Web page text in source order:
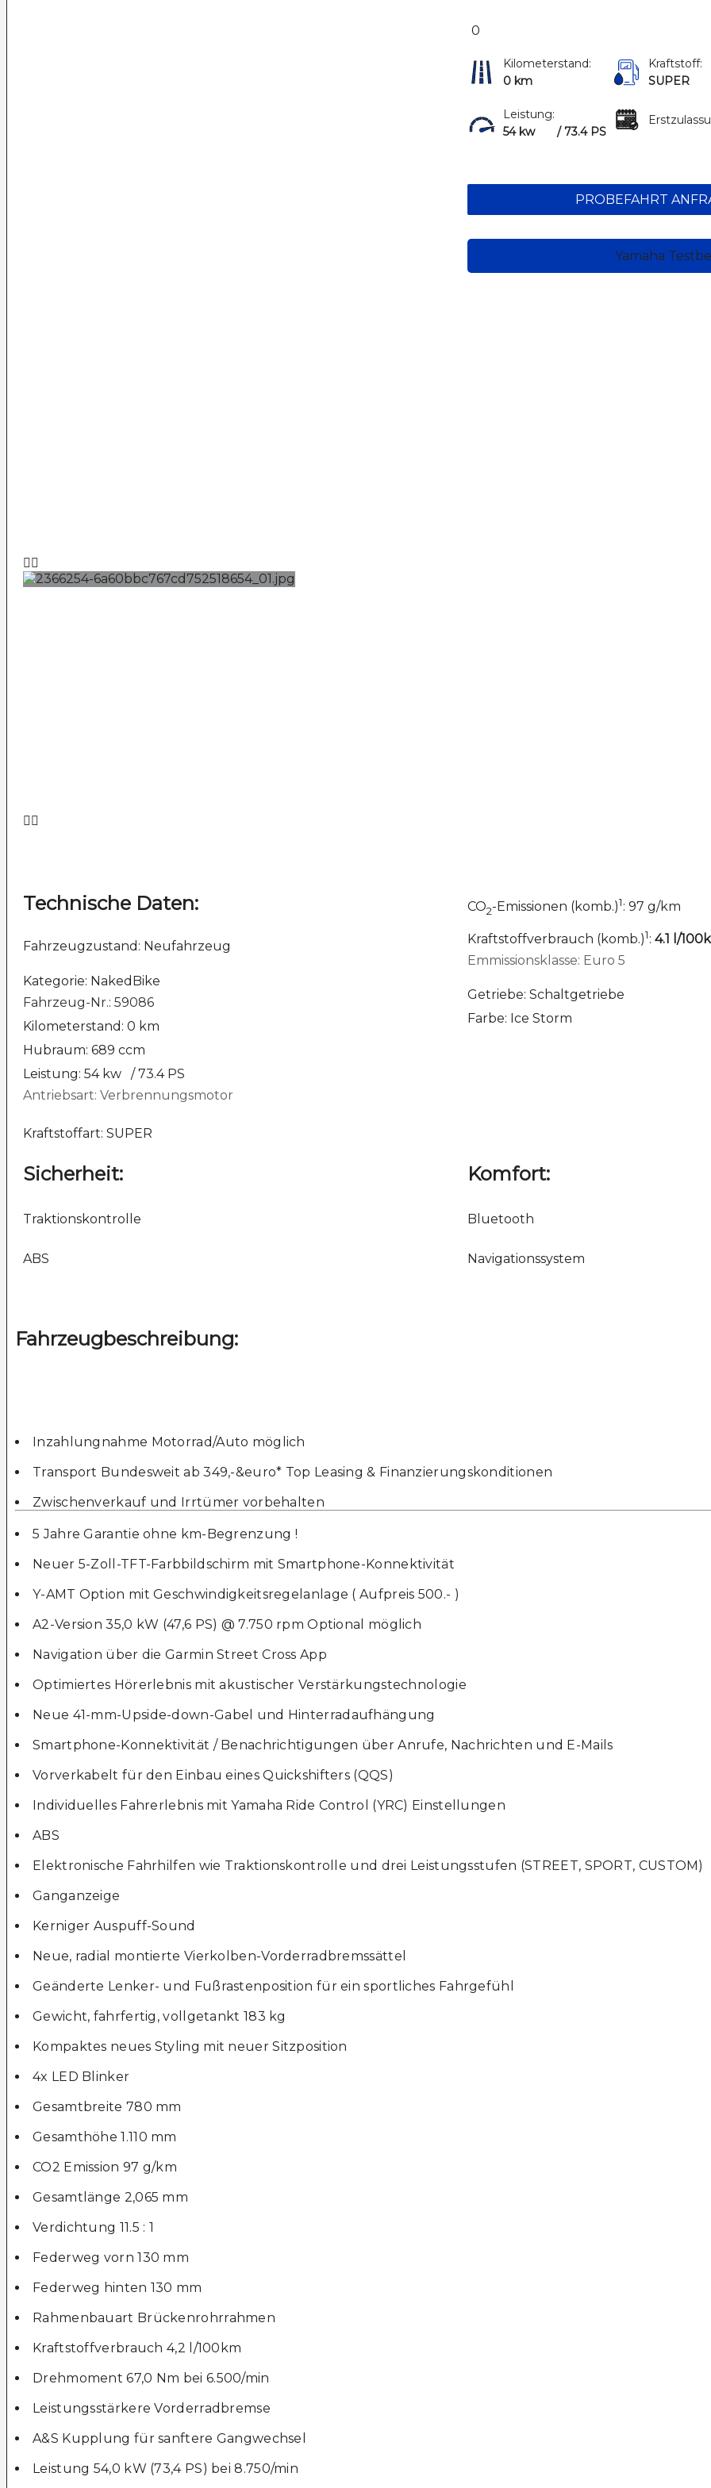
0
Kilometerstand:
0 km
Kraftstoff:
SUPER
Leistung:
54 kw
/ 73.4 PS
PROBEFAHRT
Yamaha
Technische Daten:
Fahrzeugzustand: Neufahrzeug
Kategorie: NakedBike
Fahrzeug-Nr.: 59086
Kilometerstand: 0 km
Hubraum: 689 ccm
Leistung: 54 kw
/ 73.4 PS
Antriebsart: Verbrennungsmotor
Kraftstoffart: SUPER
CO2-Emissionen (komb.)1: 97 g/km
Kraftstoffverbrauch (komb.)1: 4.1 l/
Emmissionsklasse: Euro 5
Getriebe: Schaltgetriebe
Farbe: Ice Storm
Sicherheit:
Traktionskontrolle
ABS
Komfort:
Bluetooth
Navigationssystem
Fahrzeugbeschreibung:
Inzahlungnahme Motorrad/Auto möglich
Transport Bundesweit ab 349,-&euro* Top Leasing & Finanzierungskonditionen
Zwischenverkauf und Irrtümer vorbehalten
5 Jahre Garantie ohne km-Begrenzung !
Neuer 5-Zoll-TFT-Farbbildschirm mit Smartphone-Konnektivität
Y-AMT Option mit Geschwindigkeitsregelanlage ( Aufpreis 500.- )
A2-Version 35,0 kW (47,6 PS) @ 7.750 rpm Optional möglich
Navigation über die Garmin Street Cross App
Optimiertes Hörerlebnis mit akustischer Verstärkungstechnologie
Neue 41-mm-Upside-down-Gabel und Hinterradaufhängung
Smartphone-Konnektivität / Benachrichtigungen über Anrufe, Nachrichten und E-Mails
Vorverkabelt für den Einbau eines Quickshifters (QQS)
Individuelles Fahrerlebnis mit Yamaha Ride Control (YRC) Einstellungen
ABS
Elektronische Fahrhilfen wie Traktionskontrolle und drei Leistungsstufen (STREET, SPORT, CUSTOM)
Ganganzeige
Kerniger Auspuff-Sound
Neue, radial montierte Vierkolben-Vorderradbremssättel
Geänderte Lenker- und Fußrastenposition für ein sportliches Fahrgefühl
Gewicht, fahrfertig, vollgetankt 183 kg
Kompaktes neues Styling mit neuer Sitzposition
4x LED Blinker
Gesamtbreite 780 mm
Gesamthöhe 1.110 mm
CO2 Emission 97 g/km
Gesamtlänge 2,065 mm
Verdichtung 11.5 : 1
Federweg vorn 130 mm
Federweg hinten 130 mm
Rahmenbauart Brückenrohrrahmen
Kraftstoffverbrauch 4,2 l/100km
Drehmoment 67,0 Nm bei 6.500/min
Leistungsstärkere Vorderradbremse
A&S Kupplung für sanftere Gangwechsel
Leistung 54,0 kW (73,4 PS) bei 8.750/min